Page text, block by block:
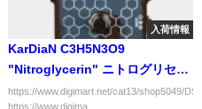
入荷情報
KarDiaN C3H5N3O9
"Nitroglycerin" ニトログリセリ
ン
https://www.digimart.net/cat13/shop5049/
https://www.digima...